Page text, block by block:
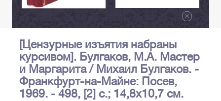
[Цензурные изъятия набраны
курсивом]. Булгаков, М.А. Мастер
и Маргарита / Михаил Булгаков. -
Франкфурт-на-Майне: Посев,
1969. - 498, [2] с.; 14,8х10,7 см.